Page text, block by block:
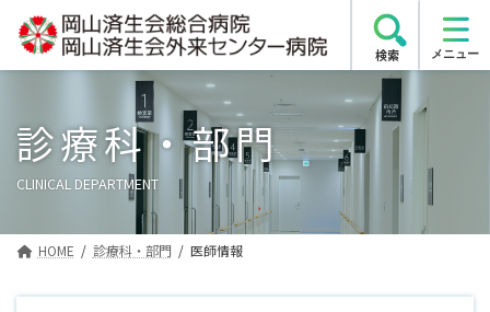
テ
ゲ
診療科・部門
CLINICAL DEPARTMENT
HOME 診療科・部門 医師情報
検索